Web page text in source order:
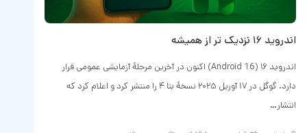
اندروید ۱۶ نزدیک‌ تر از همیشه
اندروید ۱۶ (Android 16) اکنون در آخرین مرحلهٔ آزمایشی عمومی قرار
دارد. گوگل در ۱۷ آوریل ۲۰۲۵ نسخهٔ بتا ۴ را منتشر کرد و اعلام کرد که
انتشار…